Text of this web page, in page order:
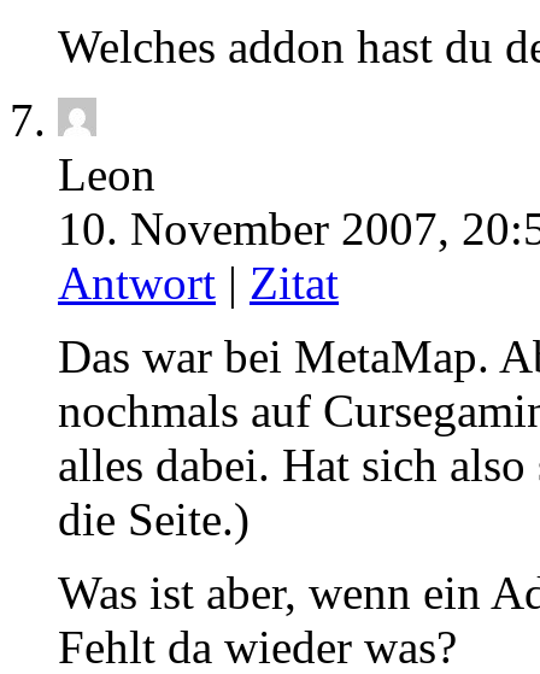
Welches addon hast du
Leon
10. November 2007,
Antwort | Zitat
Das war bei MetaMap.
nochmals auf
alles dabei. Hat sich
die Seite.)
Was ist aber, wenn ein
Fehlt da wieder was?